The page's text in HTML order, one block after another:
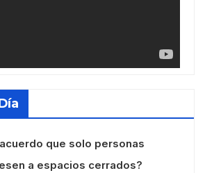
que solo personas
a espacios cerrados?